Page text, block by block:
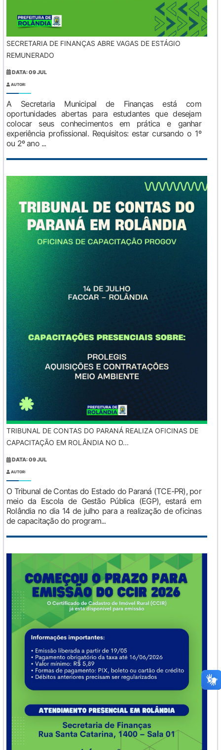
SECRETARIA DE FINANÇAS ABRE VAGAS DE ESTÁGIO
REMUNERADO
DATA: 09 JUL
AUTOR:
A Secretaria Municipal de Finanças está com
oportunidades abertas para estudantes que desejam
colocar seus conhecimentos em prática e ganhar
experiência profissional. Requisitos: estar cursando o 1º
ou 2º ano ...
TRIBUNAL DE CONTAS DO PARANÁ REALIZA OFICINAS DE
CAPACITAÇÃO EM ROLÂNDIA NO D...
DATA: 09 JUL
AUTOR:
O Tribunal de Contas do Estado do Paraná (TCE-PR), por
meio da Escola de Gestão Pública (EGP), estará em
Rolândia no dia 14 de julho para a realização de oficinas
de capacitação do program...